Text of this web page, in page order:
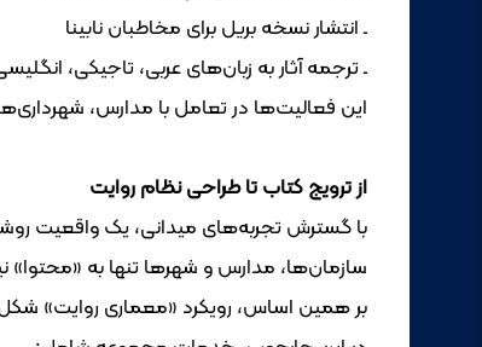
ـ انتشار نسخه بریل برای مخاطبان نابینا
ـ ترجمه آثار به زبان‌های عربی، تاجیکی،
این فعالیت‌ها در تعامل با مدارس،
از ترویج کتاب تا طراحی نظام روایت
با گسترش تجربه‌های میدانی، یک واقعیت
سازمان‌ها، مدارس و شهرها تنها به «محتوا»
بر همین اساس، رویکرد «معماری روایت»